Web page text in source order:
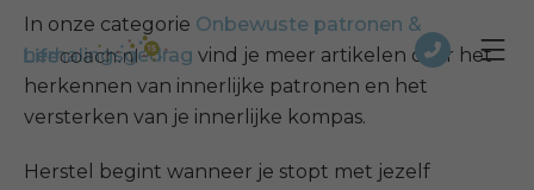
In onze categorie Onbewuste patronen &
herhalingsgedrag vind je meer artikelen over het
herkennen van innerlijke patronen en het
versterken van je innerlijke kompas.
Herstel begint wanneer je stopt met jezelf